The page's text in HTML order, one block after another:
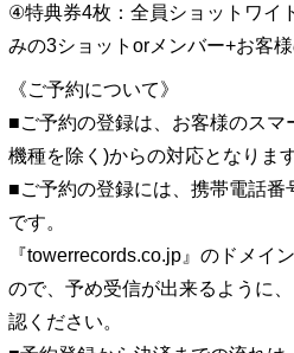
④特典券4枚：全員ショットワイ
みの3ショットorメンバー+お客
《ご予約について》
■ご予約の登録は、お客様のスマ
機種を除く)からの対応となります
■ご予約の登録には、携帯電話
です。
『towerrecords.co.jp』のドメイ
ので、予め受信が出来るように
認ください。